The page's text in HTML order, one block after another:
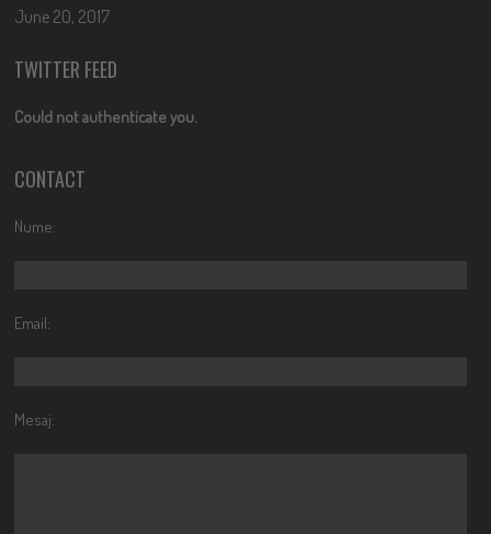
June 20, 2017
TWITTER FEED
Could not authenticate you.
CONTACT
Nume:
Email:
Mesaj: